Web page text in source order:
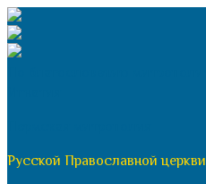
Перейти
к
содержимому
Русской Православной церкви